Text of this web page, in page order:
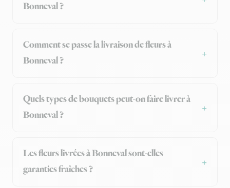
Bonneval ?
Comment se passe la livraison de fleurs à
Bonneval ?
Quels types de bouquets peut-on faire livrer à
Bonneval ?
Les fleurs livrées à Bonneval sont-elles
garanties fraîches ?